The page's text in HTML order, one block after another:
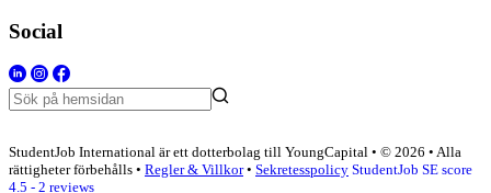
Social
StudentJob International är ett dotterbolag till YoungCapital • © 2026 • Alla
rättigheter förbehålls • Regler & Villkor• Sekretesspolicy StudentJob SE score
4.5 - 2 reviews